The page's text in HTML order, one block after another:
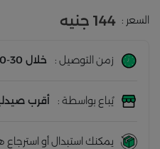
السعر : 144 جنيه
زمن التوصيل : خلال 30-60 دقيقة
يُباع بواسطة : أقرب
يمكنك استبدال أو استرجاع